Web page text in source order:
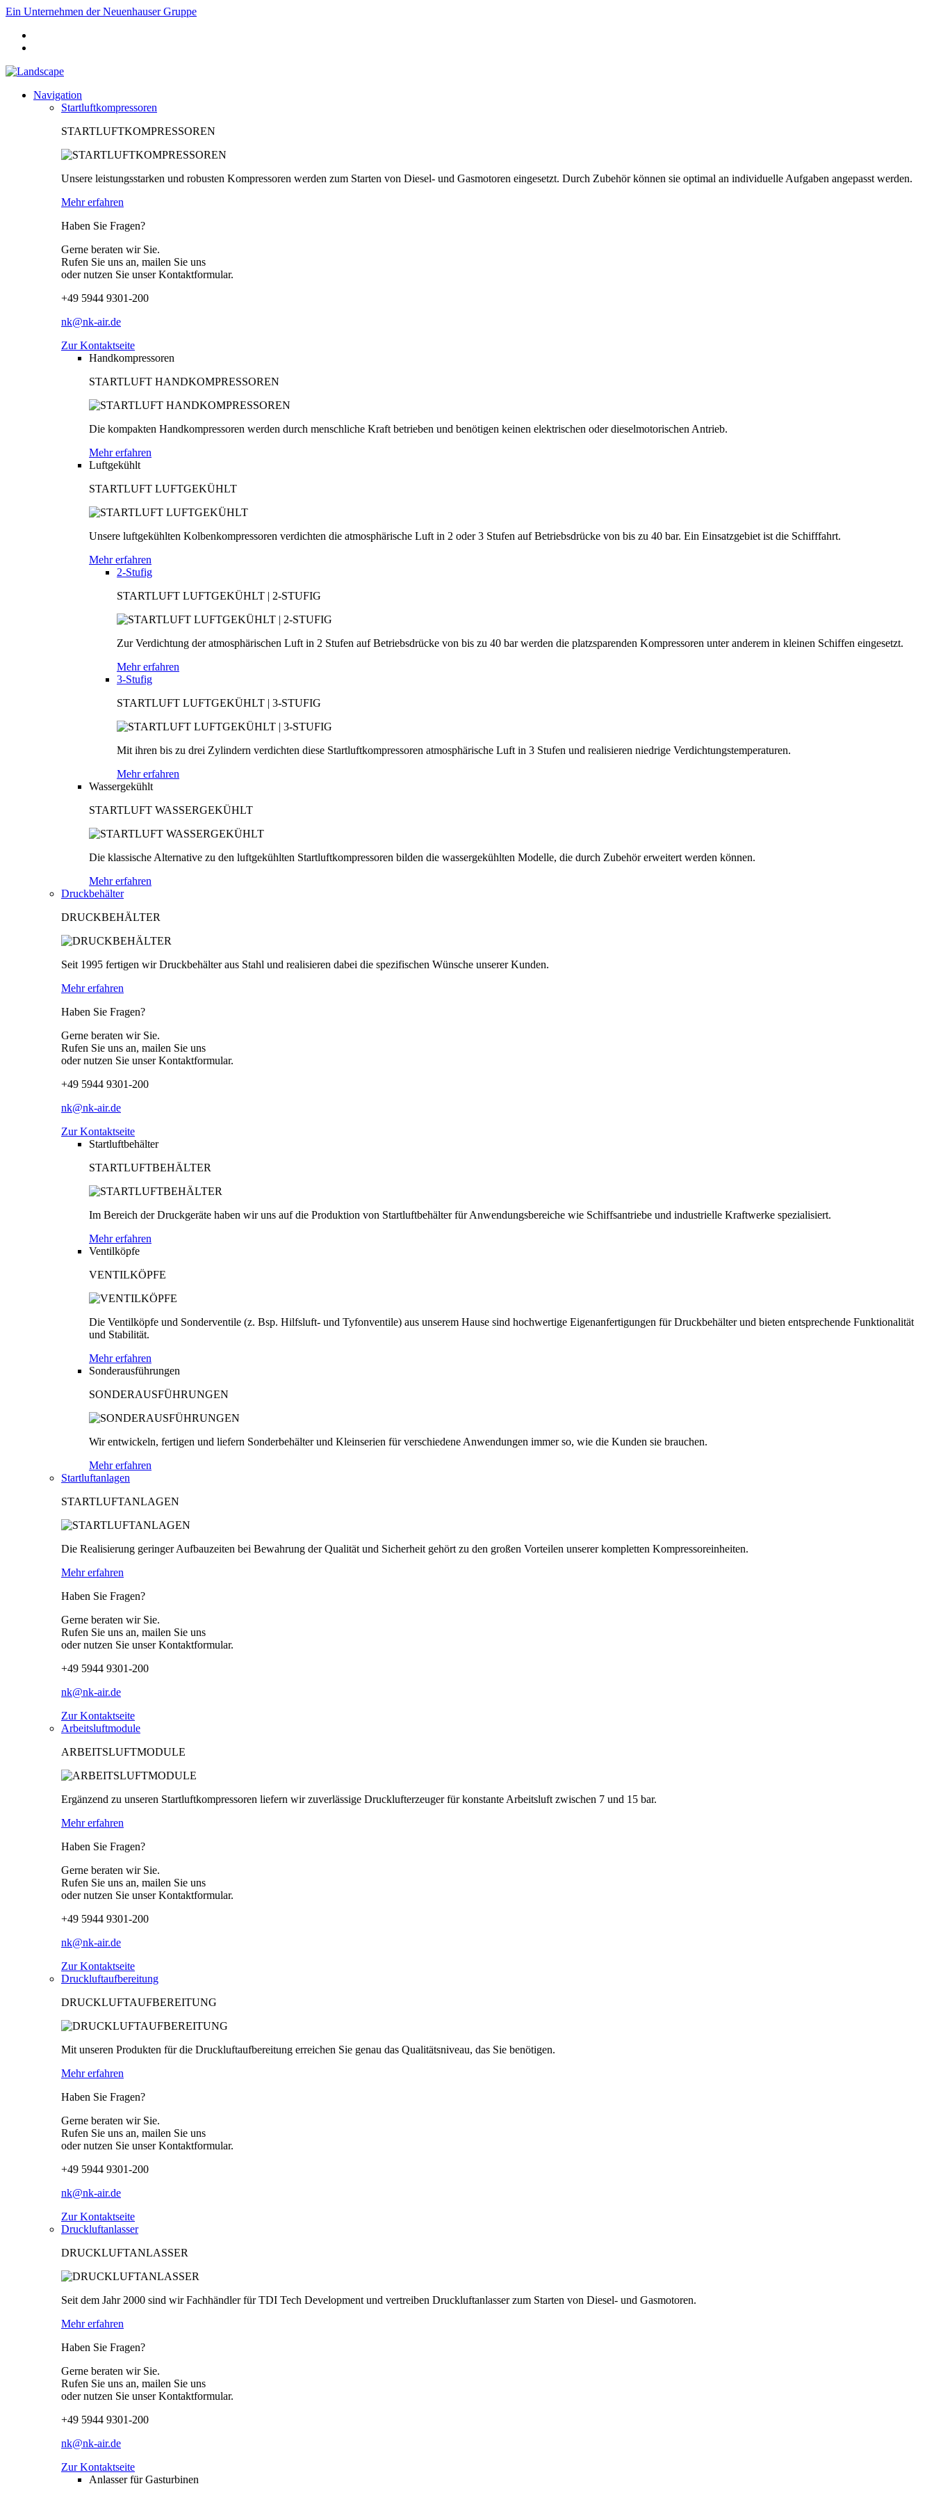
Ein Unternehmen der Neuenhauser Gruppe
Navigation
Startluftkompressoren
STARTLUFTKOMPRESSOREN
Unsere leistungsstarken und robusten Kompressoren werden zum Starten von Diesel- und Gasmotoren eingesetzt. Durch Zubehör können sie optimal an individuelle Aufgaben angepasst werden.
Mehr erfahren
Haben Sie Fragen?
Gerne beraten wir Sie.
Rufen Sie uns an, mailen Sie uns
oder nutzen Sie unser Kontaktformular.
+49 5944 9301-200
nk@nk-air.de
Zur Kontaktseite
Handkompressoren
STARTLUFT HANDKOMPRESSOREN
Die kompakten Handkompressoren werden durch menschliche Kraft betrieben und benötigen keinen elektrischen oder dieselmotorischen Antrieb.
Mehr erfahren
Luftgekühlt
STARTLUFT LUFTGEKÜHLT
Unsere luftgekühlten Kolbenkompressoren verdichten die atmosphärische Luft in 2 oder 3 Stufen auf Betriebsdrücke von bis zu 40 bar. Ein Einsatzgebiet ist die Schifffahrt.
Mehr erfahren
2-Stufig
STARTLUFT LUFTGEKÜHLT | 2-STUFIG
Zur Verdichtung der atmosphärischen Luft in 2 Stufen auf Betriebsdrücke von bis zu 40 bar werden die platzsparenden Kompressoren unter anderem in kleinen Schiffen eingesetzt.
Mehr erfahren
3-Stufig
STARTLUFT LUFTGEKÜHLT | 3-STUFIG
Mit ihren bis zu drei Zylindern verdichten diese Startluftkompressoren atmosphärische Luft in 3 Stufen und realisieren niedrige Verdichtungstemperaturen.
Mehr erfahren
Wassergekühlt
STARTLUFT WASSERGEKÜHLT
Die klassische Alternative zu den luftgekühlten Startluftkompressoren bilden die wassergekühlten Modelle, die durch Zubehör erweitert werden können.
Mehr erfahren
Druckbehälter
DRUCKBEHÄLTER
Seit 1995 fertigen wir Druckbehälter aus Stahl und realisieren dabei die spezifischen Wünsche unserer Kunden.
Mehr erfahren
Haben Sie Fragen?
Gerne beraten wir Sie.
Rufen Sie uns an, mailen Sie uns
oder nutzen Sie unser Kontaktformular.
+49 5944 9301-200
nk@nk-air.de
Zur Kontaktseite
Startluftbehälter
STARTLUFTBEHÄLTER
Im Bereich der Druckgeräte haben wir uns auf die Produktion von Startluftbehälter für Anwendungsbereiche wie Schiffsantriebe und industrielle Kraftwerke spezialisiert.
Mehr erfahren
Ventilköpfe
VENTILKÖPFE
Die Ventilköpfe und Sonderventile (z. Bsp. Hilfsluft- und Tyfonventile) aus unserem Hause sind hochwertige Eigenanfertigungen für Druckbehälter und bieten entsprechende Funktionalität
und Stabilität.
Mehr erfahren
Sonderausführungen
SONDERAUSFÜHRUNGEN
Wir entwickeln, fertigen und liefern Sonderbehälter und Kleinserien für verschiedene Anwendungen immer so, wie die Kunden sie brauchen.
Mehr erfahren
Startluftanlagen
STARTLUFTANLAGEN
Die Realisierung geringer Aufbauzeiten bei Bewahrung der Qualität und Sicherheit gehört zu den großen Vorteilen unserer kompletten Kompressoreinheiten.
Mehr erfahren
Haben Sie Fragen?
Gerne beraten wir Sie.
Rufen Sie uns an, mailen Sie uns
oder nutzen Sie unser Kontaktformular.
+49 5944 9301-200
nk@nk-air.de
Zur Kontaktseite
Arbeitsluftmodule
ARBEITSLUFTMODULE
Ergänzend zu unseren Startluftkompressoren liefern wir zuverlässige Drucklufterzeuger für konstante Arbeitsluft zwischen 7 und 15 bar.
Mehr erfahren
Haben Sie Fragen?
Gerne beraten wir Sie.
Rufen Sie uns an, mailen Sie uns
oder nutzen Sie unser Kontaktformular.
+49 5944 9301-200
nk@nk-air.de
Zur Kontaktseite
Druckluftaufbereitung
DRUCKLUFTAUFBEREITUNG
Mit unseren Produkten für die Druckluftaufbereitung erreichen Sie genau das Qualitätsniveau, das Sie benötigen.
Mehr erfahren
Haben Sie Fragen?
Gerne beraten wir Sie.
Rufen Sie uns an, mailen Sie uns
oder nutzen Sie unser Kontaktformular.
+49 5944 9301-200
nk@nk-air.de
Zur Kontaktseite
Druckluftanlasser
DRUCKLUFTANLASSER
Seit dem Jahr 2000 sind wir Fachhändler für TDI Tech Development und vertreiben Druckluftanlasser zum Starten von Diesel- und Gasmotoren.
Mehr erfahren
Haben Sie Fragen?
Gerne beraten wir Sie.
Rufen Sie uns an, mailen Sie uns
oder nutzen Sie unser Kontaktformular.
+49 5944 9301-200
nk@nk-air.de
Zur Kontaktseite
Anlasser für Gasturbinen